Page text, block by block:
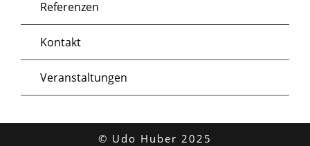
Referenzen
Kontakt
Veranstaltungen
© Udo Huber 2025